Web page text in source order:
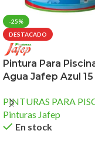
-25%
DESTACADO
Pintura Para
Agua Jafep Azul 15
PINTURAS PARA
Pinturas Jafep
En stock